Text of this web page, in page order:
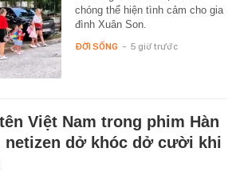
chóng thể hiện tình cảm cho gia
đình Xuân Son.
ĐỜI SỐNG - 5 giờ trước
Việt Nam trong phim Hàn
netizen dở khóc dở cười khi